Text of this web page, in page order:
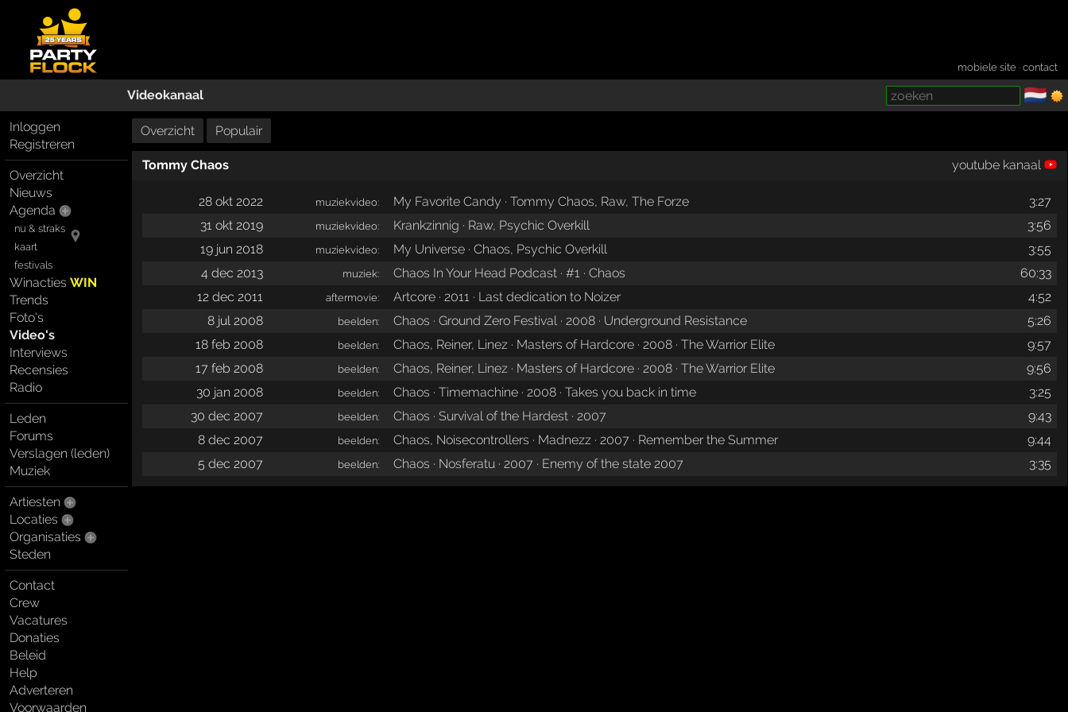
mobiele site ·contact
Videokanaal 🇳🇱
Inloggen
Registreren
Overzicht
Nieuws
Agenda
nu & straks
kaart
festivals
WinactiesWIN
Trends
Foto's
Video's
Interviews
Recensies
Radio
Leden
Forums
Verslagen (leden)
Muziek
Artiesten
Locaties
Organisaties
Steden
Contact
Crew
Vacatures
Donaties
Beleid
Help
Adverteren
Voorwaarden
Overzicht Populair
Tommy Chaos youtube kanaal
28 okt 2022 muziekvideo: My Favorite Candy · Tommy Chaos, Raw, The Forze
3:27
31 okt 2019
muziekvideo: Krankzinnig · Raw, Psychic Overkill
3:56
19 jun 2018
muziekvideo: My Universe · Chaos, Psychic Overkill
3:55
4 dec 2013
muziek: Chaos In Your Head Podcast · #1 · Chaos
60:33
12 dec 2011
aftermovie: Artcore · 2011 · Last dedication to Noizer
4:52
8 jul 2008
beelden: Chaos · Ground Zero Festival · 2008 · Underground Resistance
5:26
18 feb 2008
beelden: Chaos, Reiner, Linez · Masters of Hardcore · 2008 · The Warrior Elite
9:57
17 feb 2008
beelden: Chaos, Reiner, Linez · Masters of Hardcore · 2008 · The Warrior Elite
9:56
30 jan 2008
beelden: Chaos · Timemachine · 2008 · Takes you back in time
3:25
30 dec 2007
beelden: Chaos · Survival of the Hardest · 2007
9:43
8 dec 2007
beelden: Chaos, Noisecontrollers · Madnezz · 2007 · Remember the Summer
9:44
5 dec 2007
beelden: Chaos · Nosferatu · 2007 · Enemy of the state 2007 3:35